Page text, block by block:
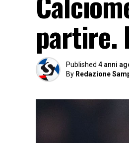
partire.
Published 4 anni
By Redazione